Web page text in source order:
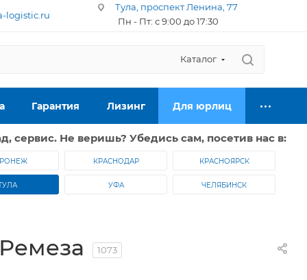
logistic.ru
Тула, проспект Ленина, 77
Пн - Пт: с 9:00 до 17:30
Каталог
Гарантия Лизинг Для юрлиц
сервис. Не веришь? Убедись сам, посетив нас в:
КРАСНОДАР КРАСНОЯРСК
УФА ЧЕЛЯБИНСК
1073